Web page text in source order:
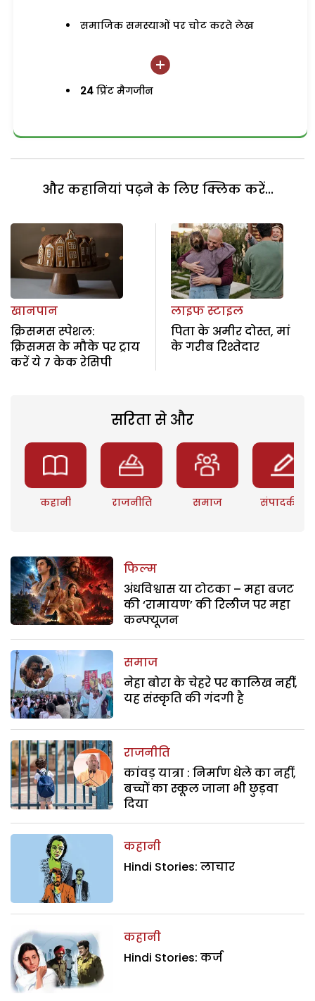
समाजिक समस्याओं पर चोट करते लेख
24 प्रिंट मैगजीन
और कहानियां पढ़ने के लिए क्लिक करें...
खानपान
क्रिसमस स्पेशल:
क्रिसमस के मौके पर ट्राय
करें ये 7 केक रेसिपी
लाइफ स्टाइल
पिता के अमीर दोस्त, मां
के गरीब रिश्तेदार
सरिता से और
कहानी राजनीति समाज संपादकीय
फिल्म
अंधविश्वास या टोटका – महा बजट
की ‘रामायण’ की रिलीज पर महा
कन्फ्यूजन
समाज
नेहा बोरा के चेहरे पर कालिख नहीं,
यह संस्कृति की गंदगी है
राजनीति
कांवड़ यात्रा : निर्माण धेले का नहीं,
बच्चों का स्कूल जाना भी छुड़वा
दिया
कहानी
Hindi Stories: लाचार
कहानी
Hindi Stories: कर्ज